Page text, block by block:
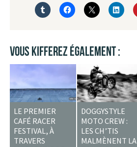
VOUS KIFFEREZ ÉGALEMENT :
LE PREMIER
CAFÉ RACER
FESTIVAL, À
TRAVERS
DOGGYSTYLE
MOTO CREW :
LES CH’TIS
MALMÈNENT LA